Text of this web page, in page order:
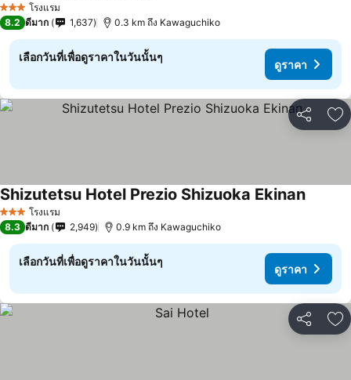
3 ดาว โรงแรม
8.2 ดีมาก 1,637 0.3 km ถึง Kawaguchiko
เลือกวันที่เพื่อดูราคาในวันนั้นๆ
ดูราคา
แชร์ เ
3 ดาว โรงแรม
Shizutetsu Hotel Prezio Shizuoka Ekinanดูราคา
8.3 ดีมาก 2,949 0.9 km ถึง Kawaguchiko
เลือกวันที่เพื่อดูราคาในวันนั้นๆ
ดูราคา
แชร์ เ